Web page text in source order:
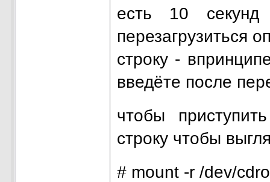
есть 10
перезагрузиться
строку -
введёте после
чтобы
строку чтобы
# mount -r /dev/